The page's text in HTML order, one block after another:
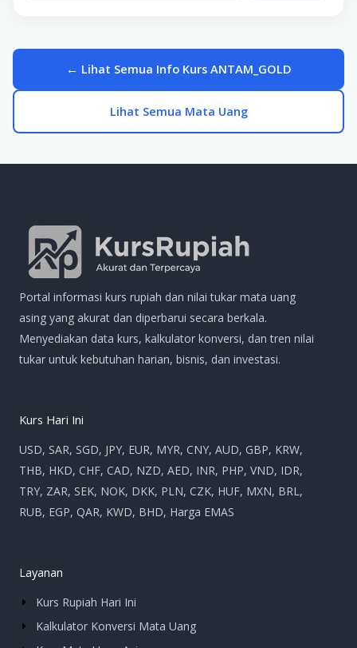
← Lihat Semua Info Kurs ANTAM_GOLD
Lihat Semua Mata Uang
Portal informasi kurs rupiah dan nilai tukar mata uang
asing yang akurat dan diperbarui secara berkala.
Menyediakan data kurs, kalkulator konversi, dan tren nilai
tukar untuk kebutuhan harian, bisnis, dan investasi.
Kurs Hari Ini
USD, SAR, SGD, JPY, EUR, MYR, CNY, AUD, GBP, KRW,
THB, HKD, CHF, CAD, NZD, AED, INR, PHP, VND, IDR,
TRY, ZAR, SEK, NOK, DKK, PLN, CZK, HUF, MXN, BRL,
RUB, EGP, QAR, KWD, BHD, Harga EMAS
Layanan
Kurs Rupiah Hari Ini
Kalkulator Konversi Mata Uang